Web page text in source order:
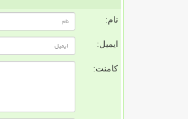
نام:
ایمیل:
کامنت: